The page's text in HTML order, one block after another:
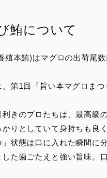
鮪について
殖本鮪)はマグロの出荷尾
第1回『旨い本マグロま
利きのプロたちは、最高級
かりとしていて身持ちも良
」状態は口に入れた瞬間に
した歯ごたえと強い旨味。